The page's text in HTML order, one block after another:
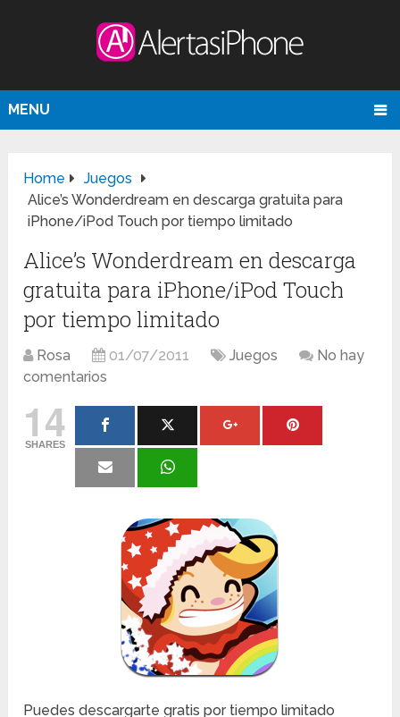
MENU
Home
Juegos
Alice’s Wonderdream en descarga gratuita para
iPhone/iPod Touch por tiempo limitado
Alice’s Wonderdream en descarga
gratuita para iPhone/iPod Touch
por tiempo limitado
Rosa 01/07/2011 Juegos
No hay
comentarios
14
SHARES
Puedes descargarte gratis por tiempo limitado